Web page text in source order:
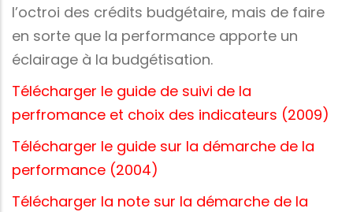
l’octroi des crédits budgétaire, mais de faire
en sorte que la performance apporte un
éclairage à la budgétisation.
Télécharger le guide de suivi de la
perfromance et choix des indicateurs (2009)
Télécharger le guide sur la démarche de la
performance (2004)
Télécharger la note sur la démarche de la